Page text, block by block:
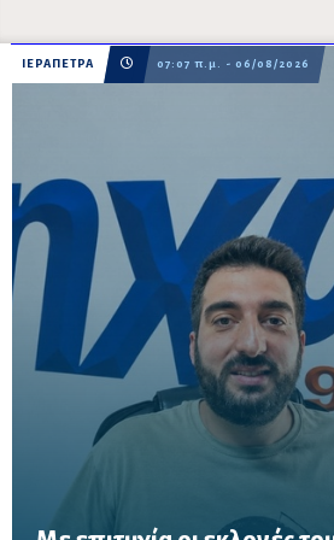
ΙΕΡΑΠΕΤΡΑ 07:07 π.μ. - 06/08/2026